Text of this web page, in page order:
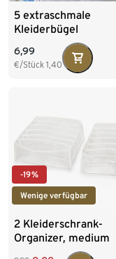
5 extraschmale
Kleiderbügel
6,99
€/Stück 1,40
-19%
Wenige verfügbar
2 Kleiderschrank-
Organizer, medium